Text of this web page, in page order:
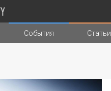
Музыка Типы страниц
События Статьи